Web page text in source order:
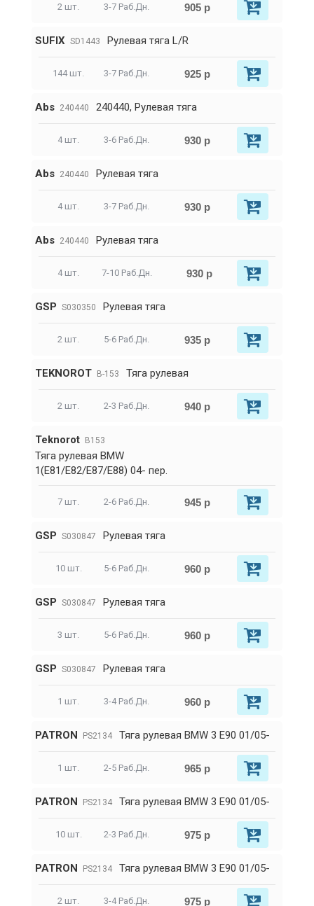
2 шт. 3-7 Раб.Дн. 905 р
SUFIX SD1443 Рулевая тяга L/R
144 шт. 3-7 Раб.Дн. 925 р
Abs 240440 240440, Рулевая тягa
4 шт. 3-6 Раб.Дн. 930 р
Abs 240440 Рулевая тягa
4 шт. 3-7 Раб.Дн. 930 р
Abs 240440 Рулевая тягa
4 шт. 7-10 Раб.Дн. 930 р
GSP S030350 Рулевая тяга
2 шт. 5-6 Раб.Дн. 935 р
TEKNOROT B-153 Тяга рулевая
2 шт. 2-3 Раб.Дн. 940 р
Teknorot B153
Тяга рулевая BMW
1(E81/E82/E87/E88) 04- пер.
7 шт. 2-6 Раб.Дн. 945 р
GSP S030847 Рулевая тяга
10 шт. 5-6 Раб.Дн. 960 р
GSP S030847 Рулевая тяга
3 шт. 5-6 Раб.Дн. 960 р
GSP S030847 Рулевая тяга
1 шт. 3-4 Раб.Дн. 960 р
PATRON PS2134 Тяга рулевая BMW 3 E90 01/05-
1 шт. 2-5 Раб.Дн. 965 р
PATRON PS2134 Тяга рулевая BMW 3 E90 01/05-
10 шт. 2-3 Раб.Дн. 975 р
PATRON PS2134 Тяга рулевая BMW 3 E90 01/05-
2 шт. 3-4 Раб.Дн. 975 р